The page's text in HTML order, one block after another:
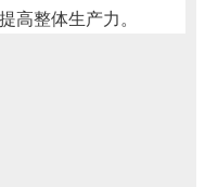
高整体生产力。